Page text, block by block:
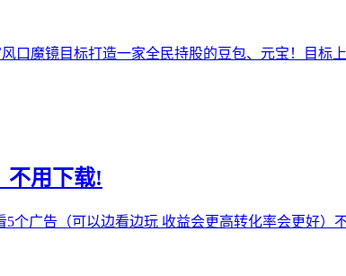
口魔镜目标打造一家全民持股的豆包、元宝！目标
不用下载!
个广告（可以边看边玩 收益会更高转化率会更好）